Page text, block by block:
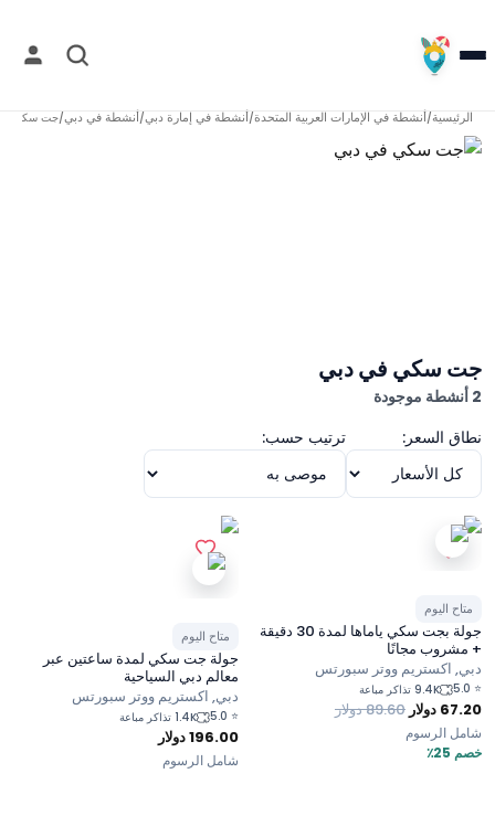
الرئيسية/أنشطة في الإمارات العربية المتحدة/أنشطة في إمارة دبي/أنشطة في دبي/جت سكي
جت سكي في دبي
2 أنشطة موجودة
نطاق السعر:
ترتيب حسب:
متاح اليوم
جولة بجت سكي ياماها لمدة 30 دقيقة
+ مشروب مجانًا
دبي, اكستريم ووتر سبورتس
⭐
5.0 9.4K تذاكر مباعة
67.20 دولار 89.60دولار
خصم 25٪
شامل الرسوم
متاح اليوم
جولة جت سكي لمدة ساعتين عبر
معالم دبي السياحية
دبي, اكستريم ووتر سبورتس
⭐
5.0 1.4K تذاكر مباعة
196.00دولار
شامل الرسوم